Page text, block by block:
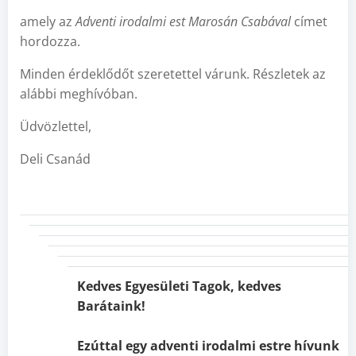
amely azAdventi irodalmi est Marosán Csabávalcímet
hordozza.
Minden érdeklődőt szeretettel várunk. Részletek az
alábbi meghívóban.
Üdvözlettel,
Deli Csanád
Kedves Egyesületi Tagok, kedves
Barátaink!
Ezúttal egy adventi irodalmi estre hívunk